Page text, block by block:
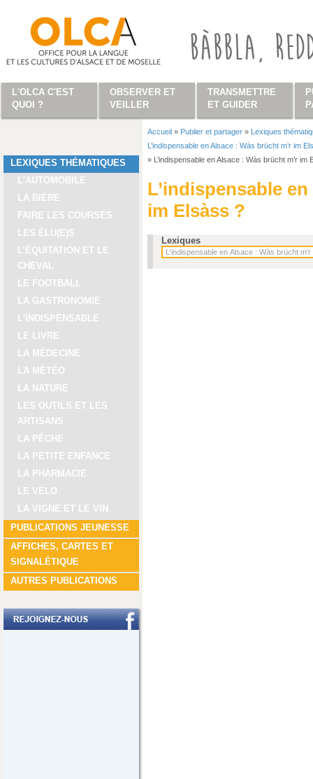
LEXIQUES THÉMATIQUES
L'AUTOMOBILE
LA BIÈRE
FAIRE LES COURSES
LES ÉLU(E)S
L’ÉQUITATION ET LE
CHEVAL
LE FOOTBALL
LA GASTRONOMIE
L'INDISPENSABLE
LE LIVRE
LA MÉDECINE
LA MÉTÉO
LA NATURE
LES OUTILS ET LES
ARTISANS
LA PÊCHE
LA PETITE ENFANCE
LA PHARMACIE
LE VÉLO
LA VIGNE ET LE VIN
PUBLICATIONS JEUNESSE
AFFICHES, CARTES ET
SIGNALÉTIQUE
AUTRES PUBLICATIONS
Vous êtes ici
Accueil » Publier et partager » Lexiques
L’indispensable en Alsace : Wàs brücht m’r im
» L’indispensable en Alsace : Wàs brücht m’r im
L’indispensable
im Elsàss ?
Lexiques
L'OLCA C'EST
QUOI ?
OBSERVER ET
VEILLER
TRANSMETTRE
ET GUIDER